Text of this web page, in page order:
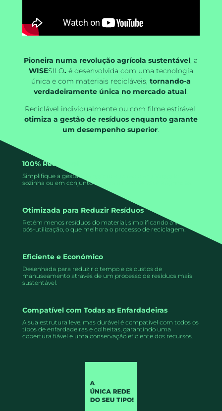
Pioneira numa revolução agrícola sustentável, a
WISESILO.é desenvolvida com uma tecnologia
única e com materiais recicláveis, tornando-a
verdadeiramente única no mercado atual.
Reciclável individualmente ou com filme estirável,
otimiza a gestão de resíduos enquanto garante
um desempenho superior.
100% Reciclável
Simplifique a gestão de resíduos ao reciclar a Wisesilo
sozinha ou em conjunto com os filmes estiráveis agrícolas.
Otimizada para Reduzir Resíduos
Retém menos resíduos do material, simplificando a limpeza
pós-utilização, o que melhora o processo de reciclagem.
Eficiente e Económico
Desenhada para reduzir o tempo e os custos de
manuseamento através de um processo de resíduos mais
sustentável.
Compatível com Todas as Enfardadeiras
A sua estrutura leve, mas durável é compatível com todos os
tipos de enfardadeiras e colheitas, garantindo uma
cobertura fiável e uma conservação eficiente dos recursos.